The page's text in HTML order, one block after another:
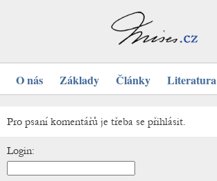
O nás Základy Články Literatura
Pro psaní komentářů je třeba se přihlásit.
Login: